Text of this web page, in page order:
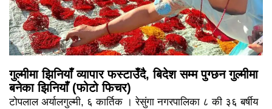
गुल्मीमा झिनियाँ व्यापार फस्टाउँदै, बिदेश सम्म पुग्छन गुल्मीमा
बनेका झिनियाँ (फोटो फिचर)
टोपलाल अर्यालगुल्मी, ६ कार्तिक । रेसुंगा नगरपालिका ८ की ३६ बर्षीय